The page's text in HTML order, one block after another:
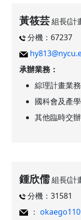
黃筱芸組長(計
分機：67237
承辦業務：
綜理計畫業
國科會及產
其他臨時交
鍾欣儒組長(計
分機：31581
：